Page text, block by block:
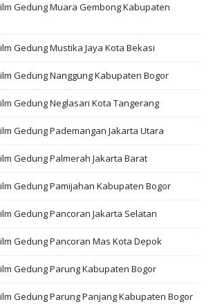
Gedung Muara Gembong Kabupaten
Gedung Mustika Jaya Kota Bekasi
Gedung Nanggung Kabupaten Bogor
Gedung Neglasari Kota Tangerang
Gedung Pademangan Jakarta Utara
Gedung Palmerah Jakarta Barat
Gedung Pamijahan Kabupaten Bogor
Gedung Pancoran Jakarta Selatan
Gedung Pancoran Mas Kota Depok
Gedung Parung Kabupaten Bogor
Gedung Parung Panjang Kabupaten Bogor